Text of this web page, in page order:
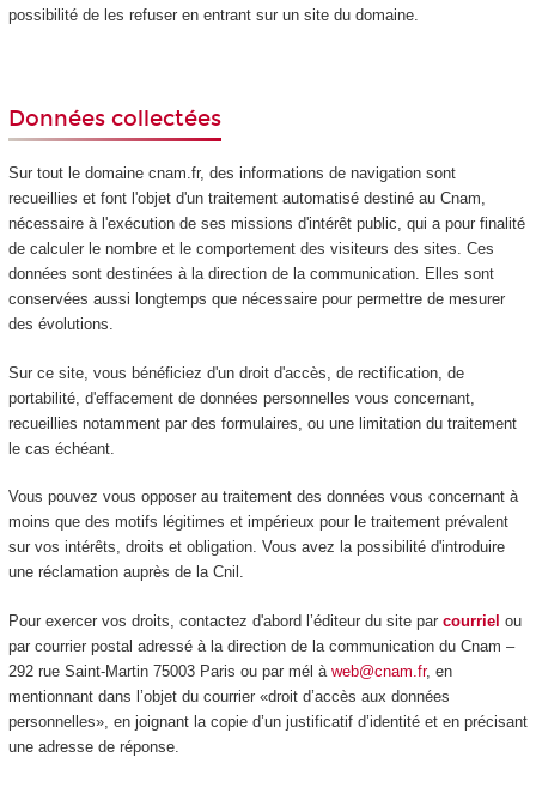
possibilité de les refuser en entrant sur un site du domaine.
Données collectées
Sur tout le domaine cnam.fr, des informations de navigation sont
recueillies et font l'objet d'un traitement automatisé destiné au Cnam,
nécessaire à l'exécution de ses missions d'intérêt public, qui a pour finalité
de calculer le nombre et le comportement des visiteurs des sites. Ces
données sont destinées à la direction de la communication. Elles sont
conservées aussi longtemps que nécessaire pour permettre de mesurer
des évolutions.
Sur ce site, vous bénéficiez d'un droit d'accès, de rectification, de
portabilité, d'effacement de données personnelles vous concernant,
recueillies notamment par des formulaires, ou une limitation du traitement
le cas échéant.
Vous pouvez vous opposer au traitement des données vous concernant à
moins que des motifs légitimes et impérieux pour le traitement prévalent
sur vos intérêts, droits et obligation. Vous avez la possibilité d'introduire
une réclamation auprès de la Cnil.
Pour exercer vos droits, contactez d'abord l’éditeur du site par courriel ou
par courrier postal adressé à la direction de la communication du Cnam –
292 rue Saint-Martin 75003 Paris ou par mél à web@cnam.fr, en
mentionnant dans l’objet du courrier «droit d’accès aux données
personnelles», en joignant la copie d’un justificatif d’identité et en précisant
une adresse de réponse.